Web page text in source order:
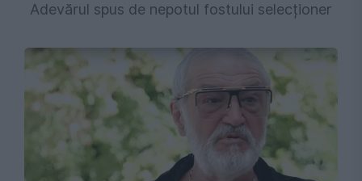
Adevărul spus de nepotul fostului selecționer